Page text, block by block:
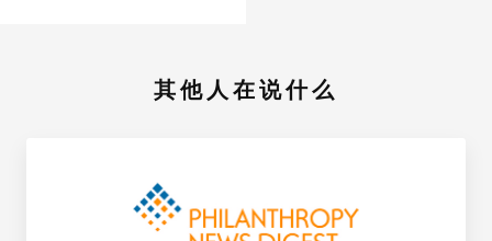
其他人在说什么